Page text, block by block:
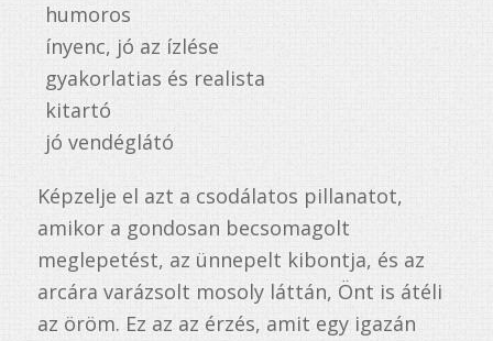
humoros
ínyenc, jó az ízlése
gyakorlatias és realista
kitartó
jó vendéglátó
Képzelje el azt a csodálatos pillanatot,
amikor a gondosan becsomagolt
meglepetést, az ünnepelt kibontja, és az
arcára varázsolt mosoly láttán, Önt is átéli
az öröm. Ez az az érzés, amit egy igazán